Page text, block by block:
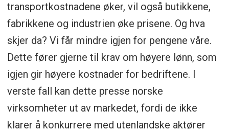
transportkostnadene øker, vil også butikkene,
fabrikkene og industrien øke prisene. Og hva
skjer da? Vi får mindre igjen for pengene våre.
Dette fører gjerne til krav om høyere lønn, som
igjen gir høyere kostnader for bedriftene. I
verste fall kan dette presse norske
virksomheter ut av markedet, fordi de ikke
klarer å konkurrere med utenlandske aktører